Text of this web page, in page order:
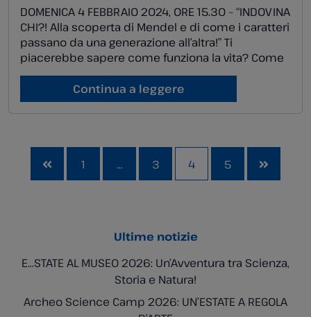
DOMENICA 4 FEBBRAIO 2024, ORE 15.30 – “INDOVINA
CHI?! Alla scoperta di Mendel e di come i caratteri
passano da una generazione all’altra!” Ti
piacerebbe sapere come funziona la vita? Come
mai somigli ai tuoi genitori, ma non sei uguale a
loro? Chi era Mendel e cosa ha scoperto con i
suoi esperimenti? In questa […]
Continua a leggere
 1 … 3 4 5 
Ultime notizie
E…STATE AL MUSEO 2026: Un’Avventura tra Scienza,
Storia e Natura!
Archeo Science Camp 2026: UN’ESTATE A REGOLA